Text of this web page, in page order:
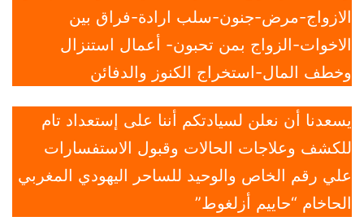
الازواج-مرض-جنون-سلب ارادة-فراق بين
الاخوات-الزواج بمن تحبون- أعمال استنزال
وخطف المال-استخراج الكنوز والدفائن
يسعدنا أن نعلن لسيادتكم أننا على إستعداد تام
للكشف وعلاجات الحالات وقبول الاستفسارات
علي رقم الخاص والوحيد للساحر اليهودي المغربي
الحاخام “حاييم أزلغوط”